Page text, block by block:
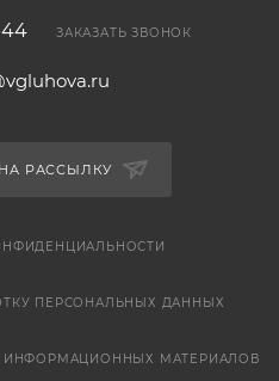
ЗАКАЗАТЬ ЗВОНОК
РАССЫЛКУ
ПЕРСОНАЛЬНЫХ ДАННЫХ
ИНФОРМАЦИОННЫХ МАТЕРИАЛОВ